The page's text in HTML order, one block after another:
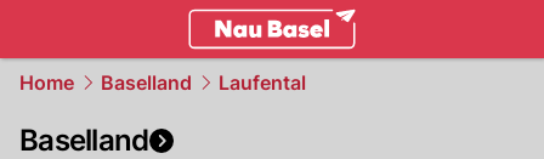
Home Baselland Laufental
Baselland